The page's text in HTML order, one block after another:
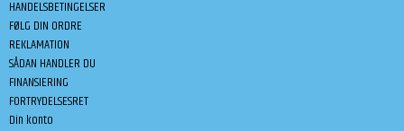
HANDELSBETINGELSER
FØLG DIN ORDRE
REKLAMATION
SÅDAN HANDLER DU
FINANSIERING
FORTRYDELSESRET
Din konto